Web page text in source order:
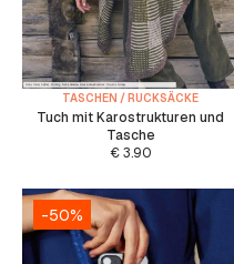
TASCHEN / RUCKSÄCKE
Tuch mit Karostrukturen und
Tasche
€3.90
-50%